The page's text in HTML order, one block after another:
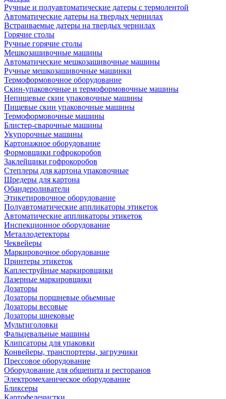
Ручные и полуавтоматические датеры с термолентой
Автоматические датеры на твердых чернилах
Встраиваемые датеры на твердых чернилах
Горячие столы
Ручные горячие столы
Мешкозашивочные машины
Автоматические мешкозашивочные машины
Ручные мешкозашивочные машинки
Термоформовочное оборудование
Скин-упаковочные и термоформовочные машины
Непищевые скин упаковочные машины
Пищевые скин упаковочные машины
Термоформовочные машины
Блистер-сварочные машины
Укупорочные машины
Картонажное оборудование
Формовщики гофрокоробов
Заклейщики гофрокоробов
Степлеры для картона упаковочные
Шредеры для картона
Обандероливатели
Этикетировочное оборудование
Полуавтоматические аппликаторы этикеток
Автоматические аппликаторы этикеток
Инспекционное оборудование
Металлодетекторы
Чеквейеры
Маркировочное оборудование
Принтеры этикеток
Каплеструйные маркировщики
Лазерные маркировщики
Дозаторы
Дозаторы поршневые обьемные
Дозаторы весовые
Дозаторы шнековые
Мультиголовки
Фальцевальные машины
Клипсаторы для упаковки
Конвейеры, транспортеры, загрузчики
Прессовое оборудование
Оборудование для общепита и ресторанов
Электромеханическое оборудование
Бликсеры
Картофелечистки